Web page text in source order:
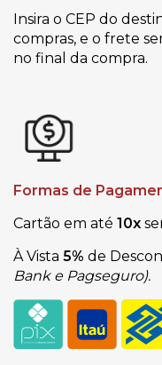
Insira o CEP do
compras, e o frete
no final da compra.
Formas de
Cartão em até 10x
À Vista 5% de
Bank e Pagseguro).